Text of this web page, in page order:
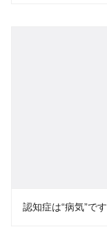
認知症は“病気”です